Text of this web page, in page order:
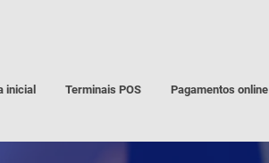
inicial Terminais POS Pagamentos online